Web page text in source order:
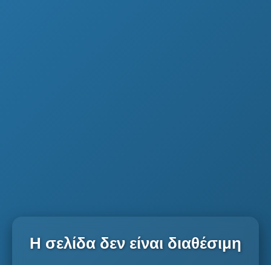
Η σελίδα δεν είναι διαθέσιμη